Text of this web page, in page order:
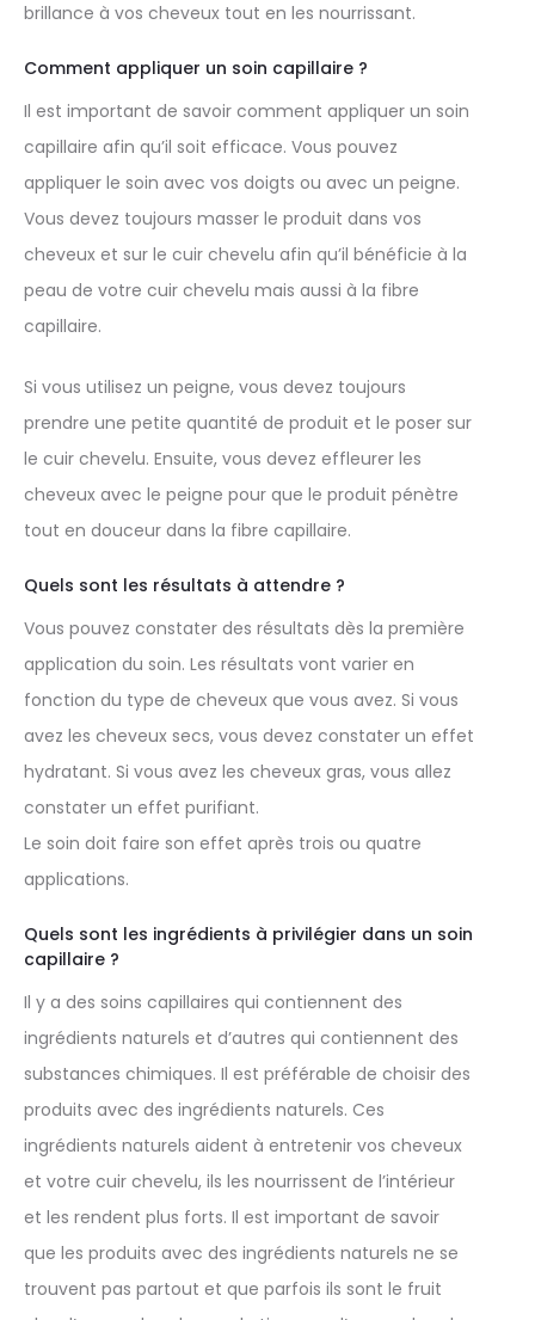
brillance à vos cheveux tout en les nourrissant.
Comment appliquer un soin capillaire ?
Il est important de savoir comment appliquer un soin
capillaire afin qu’il soit efficace. Vous pouvez
appliquer le soin avec vos doigts ou avec un peigne.
Vous devez toujours masser le produit dans vos
cheveux et sur le cuir chevelu afin qu’il bénéficie à la
peau de votre cuir chevelu mais aussi à la fibre
capillaire.
Si vous utilisez un peigne, vous devez toujours
prendre une petite quantité de produit et le poser sur
le cuir chevelu. Ensuite, vous devez effleurer les
cheveux avec le peigne pour que le produit pénètre
tout en douceur dans la fibre capillaire.
Quels sont les résultats à attendre ?
Vous pouvez constater des résultats dès la première
application du soin. Les résultats vont varier en
fonction du type de cheveux que vous avez. Si vous
avez les cheveux secs, vous devez constater un effet
hydratant. Si vous avez les cheveux gras, vous allez
constater un effet purifiant.
Le soin doit faire son effet après trois ou quatre
applications.
Quels sont les ingrédients à privilégier dans un soin
capillaire ?
Il y a des soins capillaires qui contiennent des
ingrédients naturels et d’autres qui contiennent des
substances chimiques. Il est préférable de choisir des
produits avec des ingrédients naturels. Ces
ingrédients naturels aident à entretenir vos cheveux
et votre cuir chevelu, ils les nourrissent de l’intérieur
et les rendent plus forts. Il est important de savoir
que les produits avec des ingrédients naturels ne se
trouvent pas partout et que parfois ils sont le fruit